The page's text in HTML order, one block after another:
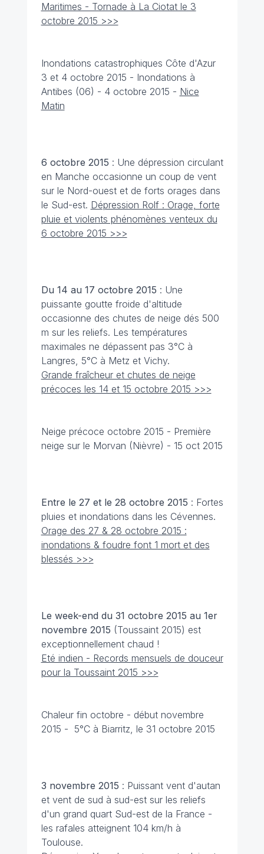
Maritimes - Tornade à La Ciotat le 3
octobre 2015 >>>
Inondations catastrophiques Côte d'Azur
3 et 4 octobre 2015 - Inondations à
Antibes (06) - 4 octobre 2015 - Nice
Matin
6 octobre 2015 : Une dépression circulant
en Manche occasionne un coup de vent
sur le Nord-ouest et de forts orages dans
le Sud-est. Dépression Rolf : Orage, forte
pluie et violents phénomènes venteux du
6 octobre 2015 >>>
Du 14 au 17 octobre 2015 : Une
puissante goutte froide d'altitude
occasionne des chutes de neige dés 500
m sur les reliefs. Les températures
maximales ne dépassent pas 3°C à
Langres, 5°C à Metz et Vichy.
Grande fraîcheur et chutes de neige
précoces les 14 et 15 octobre 2015 >>>
Neige précoce octobre 2015 - Première
neige sur le Morvan (Nièvre) - 15 oct 2015
Entre le 27 et le 28 octobre 2015 : Fortes
pluies et inondations dans les Cévennes.
Orage des 27 & 28 octobre 2015 :
inondations & foudre font 1 mort et des
blessés >>>
Le week-end du 31 octobre 2015 au 1er
novembre 2015 (Toussaint 2015) est
exceptionnellement chaud !
Eté indien - Records mensuels de douceur
pour la Toussaint 2015 >>>
Chaleur fin octobre - début novembre
2015 - 5°C à Biarritz, le 31 octobre 2015
3 novembre 2015 : Puissant vent d'autan
et vent de sud à sud-est sur les reliefs
d'un grand quart Sud-est de la France -
les rafales atteignent 104 km/h à
Toulouse.